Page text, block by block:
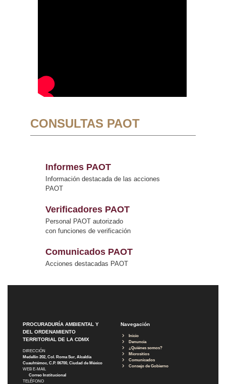
CONSULTAS PAOT
Informes PAOT
Información destacada de las acciones
PAOT
Verificadores PAOT
Personal PAOT autorizado
con funciones de verificación
Comunicados PAOT
Acciones destacadas PAOT
PROCURADURÍA AMBIENTAL Y
DEL ORDENAMIENTO
TERRITORIAL DE LA CDMX
DIRECCIÓN
Medellín 202, Col. Roma Sur, Alcaldía
Cuauhtémoc, C.P. 06700, Ciudad de México
WEB E-MAIL
Correo Institucional
TELÉFONO
Navegación
Inicio
Denuncia
¿Quiénes somos?
Micrositios
Comunicados
Consejo de Gobierno